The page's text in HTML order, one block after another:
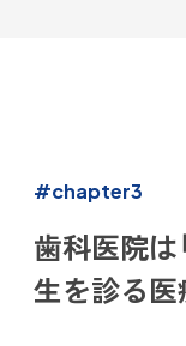
#chapter3
歯科医院は
生を診る医